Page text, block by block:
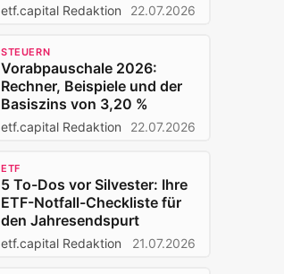
etf.capital Redaktion 22.07.2026
STEUERN
Vorabpauschale 2026:
Rechner, Beispiele und der
Basiszins von 3,20 %
etf.capital Redaktion 22.07.2026
ETF
5 To-Dos vor Silvester: Ihre
ETF-Notfall-Checkliste für
den Jahresendspurt
etf.capital Redaktion 21.07.2026